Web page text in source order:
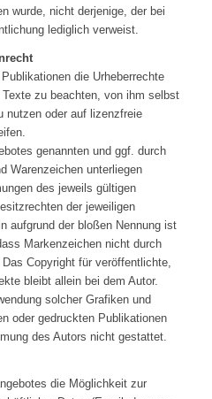
wurde, nicht derjenige, der bei
lediglich verweist.
die Urheberrechte
zu beachten, von ihm selbst
nutzen oder auf lizenzfreie
genannten und ggf. durch
Warenzeichen unterliegen
des jeweils gültigen
der jeweiligen
aufgrund der bloßen Nennung ist
Markenzeichen nicht durch
Copyright für veröffentlichte,
bleibt allein bei dem Autor.
solcher Grafiken und
oder gedruckten Publikationen
des Autors nicht gestattet.
die Möglichkeit zur